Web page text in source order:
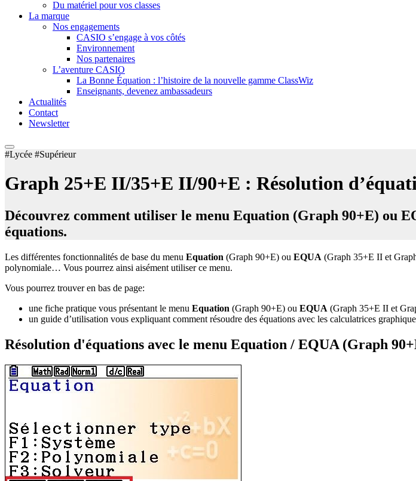
Du matériel pour vos classes
La marque
Nos engagements
CASIO s’engage à vos côtés
Environnement
Nos partenaires
L’aventure CASIO
La Bonne Équation : l’histoire de la nouvelle gamme ClassWiz
Enseignants, devenez ambassadeurs
Actualités
Contact
Newsletter
#Lycée #Supérieur
Graph 25+E II/35+E II/90+E : Résolution
Découvrez comment utiliser le menu Equation (Graph 90+E) ou
équations.
Les différentes fonctionnalités de base du menu Equation (Graph 90+E) ou EQUA (Graph 35+E II et
polynomiale… Vous pourrez ainsi aisément utiliser ce menu.
Vous pourrez trouver en bas de page:
une fiche pratique vous présentant le menu Equation (Graph 90+E) ou EQUA (Graph 35+E II et
un guide d’utilisation vous expliquant comment résoudre des équations avec les calculatrices
Résolution d'équations avec le menu Equation / EQUA (Graph